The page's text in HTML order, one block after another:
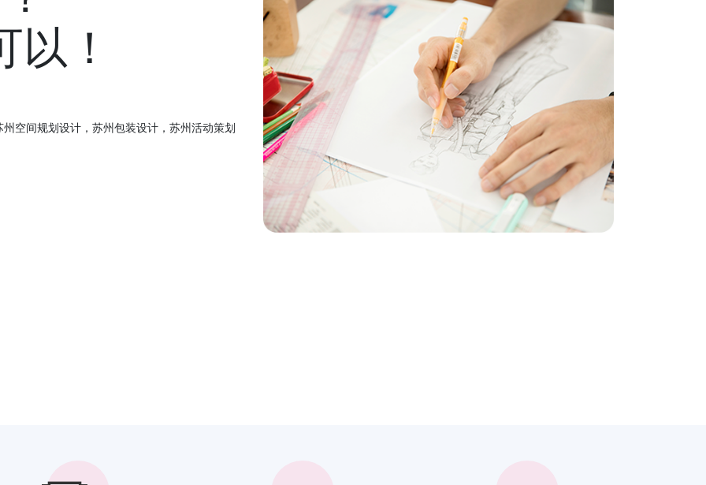
！
空间规划设计，苏州包装设计，苏州活动策划